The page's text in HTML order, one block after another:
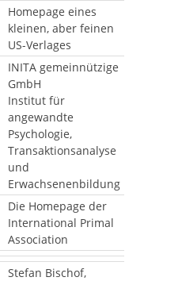
Homepage eines
kleinen, aber feinen
US-Verlages
INITA gemeinnützige
GmbH
Institut für
angewandte
Psychologie,
Transaktionsanalyse
und
Erwachsenenbildung
Die Homepage der
International Primal
Association
Stefan Bischof,